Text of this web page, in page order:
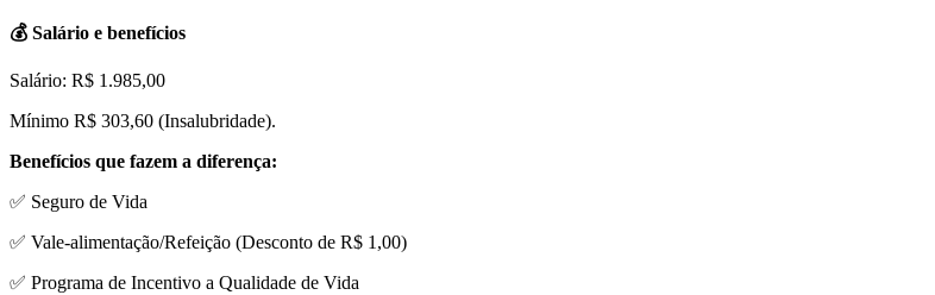
💰 Salário e benefícios
Salário: R$ 1.985,00
Mínimo R$ 303,60 (Insalubridade).
Benefícios que fazem a diferença:
✅ Seguro de Vida
✅ Vale-alimentação/Refeição (Desconto de R$ 1,00)
✅ Programa de Incentivo a Qualidade de Vida